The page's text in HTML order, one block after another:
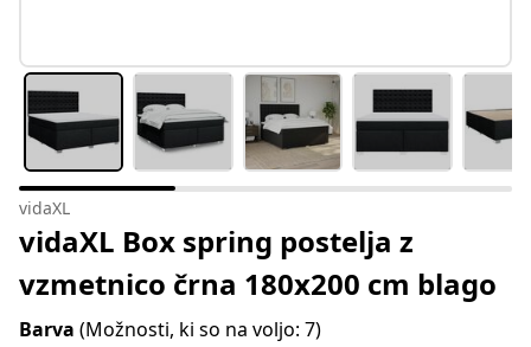
vidaXL
vidaXL Box spring postelja z
vzmetnico črna 180x200 cm blago
Barva (Možnosti, ki so na voljo: 7)